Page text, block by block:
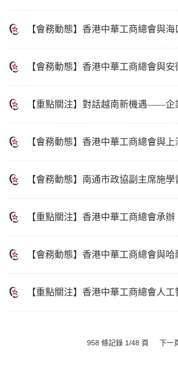
【會務動態】香港中華工商總會與
【會務動態】香港中華工商總會與
【重點關注】對話越南新機遇——
【會務動態】香港中華工商總會與
【會務動態】南通市政協副主席施
【重點關注】香港中華工商總會承
【會務動態】香港中華工商總會與
【重點關注】香港中華工商總會人
958 條記錄 1/48 頁 下一